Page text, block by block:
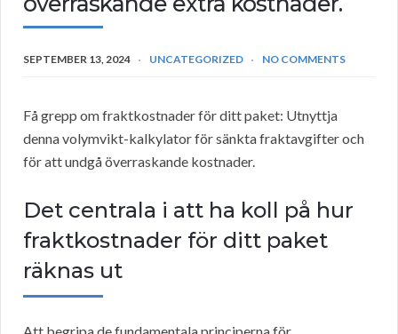
SEPTEMBER 13, 2024 UNCATEGORIZED NO COMMENTS
Få grepp om fraktkostnader för ditt paket: Utnyttja
denna volymvikt-kalkylator för sänkta fraktavgifter och
för att undgå överraskande kostnader.
Det centrala i att ha koll på hur
fraktkostnader för ditt paket
räknas ut